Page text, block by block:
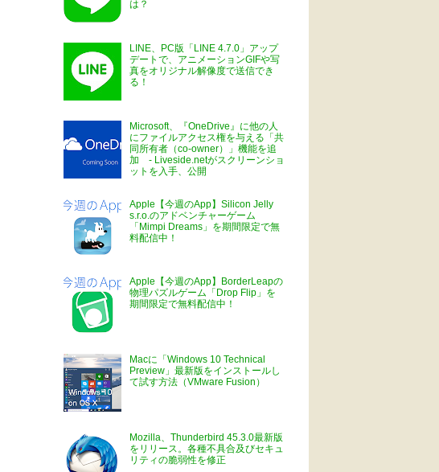
は？
LINE、PC版「LINE 4.7.0」アップ
デートで、アニメーションGIFや写
真をオリジナル解像度で送信でき
る！
Microsoft、『OneDrive』に他の人
にファイルアクセス権を与える「共
同所有者（co-owner）」機能を追
加 - Liveside.netがスクリーンショ
ットを入手、公開
Apple【今週のApp】Silicon Jelly
s.r.o.のアドベンチャーゲーム
「Mimpi Dreams」を期間限定で無
料配信中！
Apple【今週のApp】BorderLeapの
物理パズルゲーム「Drop Flip」を
期間限定で無料配信中！
Macに「Windows 10 Technical
Preview」最新版をインストールし
て試す方法（VMware Fusion）
Mozilla、Thunderbird 45.3.0最新版
をリリース。各種不具合及びセキュ
リティの脆弱性を修正